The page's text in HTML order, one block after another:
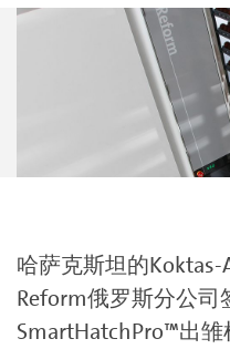
哈萨克斯坦的Koktas-
Reform俄罗斯分公司
SmartHatchPro™出